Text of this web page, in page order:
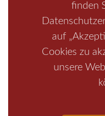
finden
auf
Cookies zu
unsere
Region /